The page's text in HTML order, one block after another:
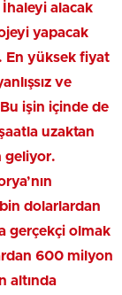
İhaleyi alacak
yapacak
En yüksek fiyat
ve
işin içinde de
uzaktan
geliyor.
dolarlardan
gerçekçi olmak
600 milyon
altında